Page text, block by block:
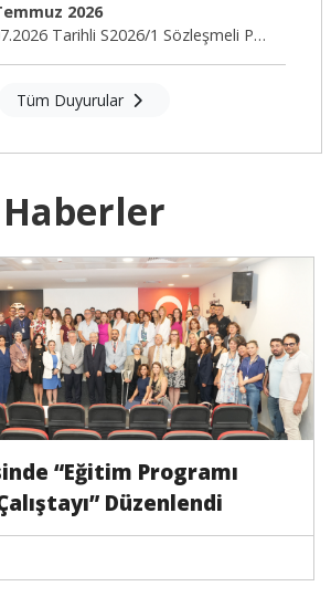
2026
05.07.2026 Tarihli S2026/1 Sözleşmeli Personel Alım İlanı Nihai Değerlendirme Sonuçları
Tüm Duyurular
Haberler
“Eğitim Programı
Düzenlendi